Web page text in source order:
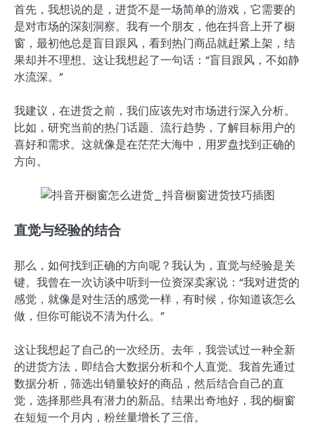
首先，我想说的是，进货不是一场简单的游戏，它需要的
是对市场的深刻洞察。我有一个朋友，他在抖音上开了橱
窗，最初他总是盲目跟风，看到热门商品就赶紧上架，结
果却并不理想。这让我想起了一句话：“盲目跟风，不如静
水流深。”
我建议，在进货之前，我们应该先对市场进行深入分析。
比如，研究当前的热门话题、流行趋势，了解目标用户的
喜好和需求。这就像是在茫茫大海中，用罗盘找到正确的
方向。
直觉与经验的结合
那么，如何找到正确的方向呢？我认为，直觉与经验是关
键。我曾在一次访谈中听到一位资深卖家说：“我对进货的
感觉，就像是对生活的感觉一样，有时候，你知道该怎么
做，但你可能说不清为什么。”
这让我想起了自己的一次经历。去年，我尝试过一种全新
的进货方法，即结合大数据分析和个人直觉。我首先通过
数据分析，筛选出销量较好的商品，然后结合自己的直
觉，选择那些具有潜力的新品。结果出奇地好，我的橱窗
在短短一个月内，粉丝量增长了三倍。